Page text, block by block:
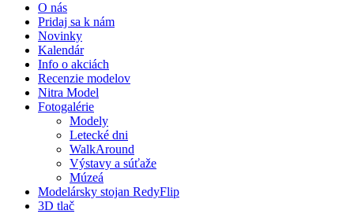
O nás
Pridaj sa k nám
Novinky
Kalendár
Info o akciách
Recenzie modelov
Nitra Model
Fotogalérie
Modely
Letecké dni
WalkAround
Výstavy a súťaže
Múzeá
Modelársky stojan RedyFlip
3D tlač